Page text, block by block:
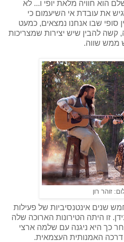
הוא חוויה מלאת יופי ו... לא
את עובדת אי השיעמום כי
סופי שבו אנחנו נמצאים, כמעט
להבין שיש יצירות שמצריכות
ממש שווה.
זוהר רון
קליינמן סיימה ב 2012 חמש שנים אינטנסיביות של פעילות
זו היתה הטירונות הארוכה שלה
כך היא ניגנה עם שלמה ארצי
האמנותית העצמאית.